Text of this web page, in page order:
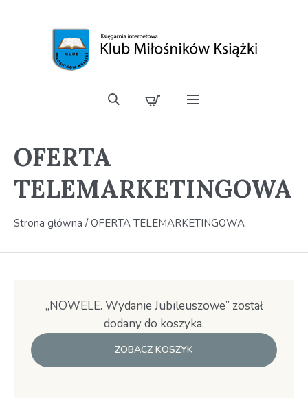
OFERTA
TELEMARKETINGOWA
Strona główna / OFERTA TELEMARKETINGOWA
„NOWELE. Wydanie Jubileuszowe” został
dodany do koszyka.
ZOBACZ KOSZYK